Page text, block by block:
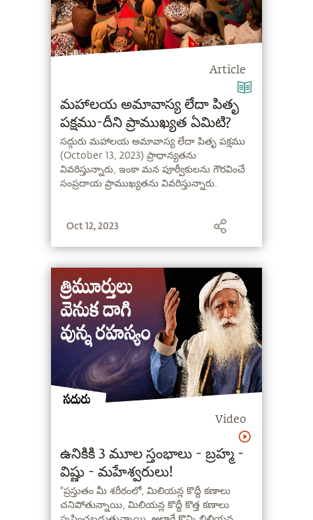
Article
మహాలయ అమావాస్య లేదా పితృ
పక్షము-దీని ప్రాముఖ్యత ఏమిటి?
సద్గురు మహాలయ అమావాస్య లేదా పితృ పక్షము
(October 13, 2023) ప్రాధాన్యతను
వివరిస్తున్నారు, ఇంకా మన పూర్వీకులను గౌరవించే
సంప్రదాయ ప్రాముఖ్యతను వివరిస్తున్నారు.
Oct 12, 2023
Video
ఉనికికి 3 మూల స్తంభాలు - బ్రహ్మ -
విష్ణు - మహేశ్వరులు!
"ప్రస్తుతం మీ శరీరంలో, మిలియన్ల కొద్దీ కణాలు
చనిపోతున్నాయి, మిలియన్ల కొద్దీ కొత్త కణాలు